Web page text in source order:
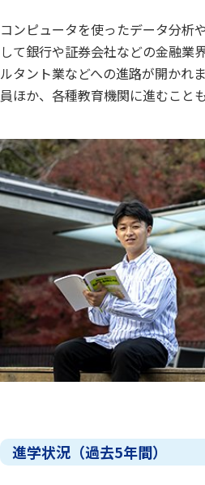
コンピュータを使ったデータ分析
して銀行や証券会社などの金融業
ルタント業などへの進路が開かれ
員ほか、各種教育機関に進むことも
進学状況（過去5年間）